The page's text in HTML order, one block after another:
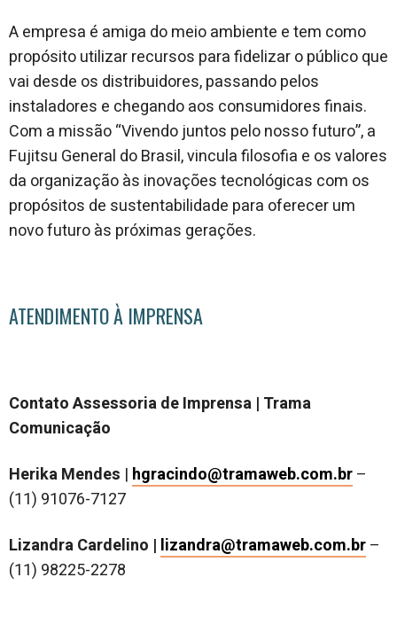
A empresa é amiga do meio ambiente e tem como
propósito utilizar recursos para fidelizar o público que
vai desde os distribuidores, passando pelos
instaladores e chegando aos consumidores finais.
Com a missão “Vivendo juntos pelo nosso futuro”, a
Fujitsu General do Brasil, vincula filosofia e os valores
da organização às inovações tecnológicas com os
propósitos de sustentabilidade para oferecer um
novo futuro às próximas gerações.
ATENDIMENTO À IMPRENSA
Contato Assessoria de Imprensa | Trama
Comunicação
Herika Mendes | hgracindo@tramaweb.com.br–
(11) 91076-7127
Lizandra Cardelino | lizandra@tramaweb.com.br–
(11) 98225-2278